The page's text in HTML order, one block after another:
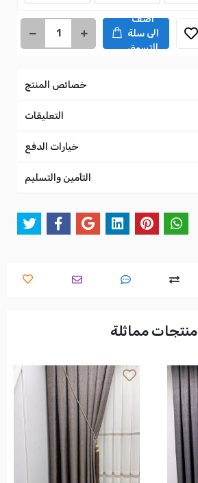
اضف
الى سلة
التسوق
خصائص المنتج
التعليقات
خيارات الدفع
التأمين والتسليم
منتجات مماثلة